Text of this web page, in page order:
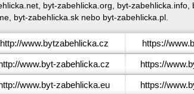
byt-zabehlicka.org, byt-zabehlicka.info,
byt-zabehlicka.sk nebo byt-zabehlicka.pl.
http://www.bytzabehlicka.cz https://
www.byt-zabehlicka.cz https://
www.byt-zabehlicka.eu https://